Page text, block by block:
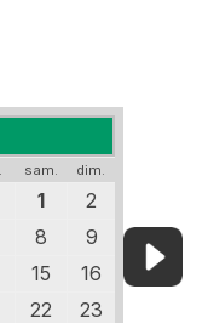
sam. dim.
1
2
8
9
15
16
22
23